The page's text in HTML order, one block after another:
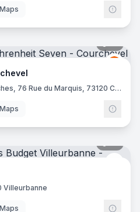
Résidence les Cimes Blanches, 76 Rue du Marquis, 73120 Courchevel
Ibis
Villeurbanne